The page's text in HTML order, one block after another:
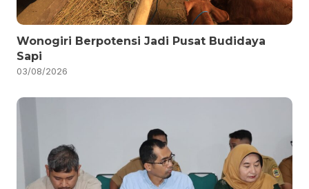
Wonogiri Berpotensi Jadi Pusat Budidaya
Sapi
03/08/2026